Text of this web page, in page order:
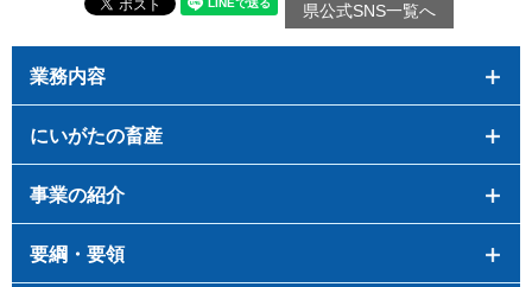
県公式SNS一覧へ
業務内容
にいがたの畜産
事業の紹介
要綱・要領